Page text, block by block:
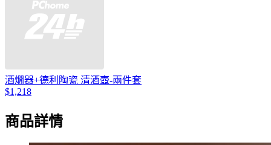
酒燗器+德利陶瓷 清酒壺-兩件套
$1,218
商品詳情